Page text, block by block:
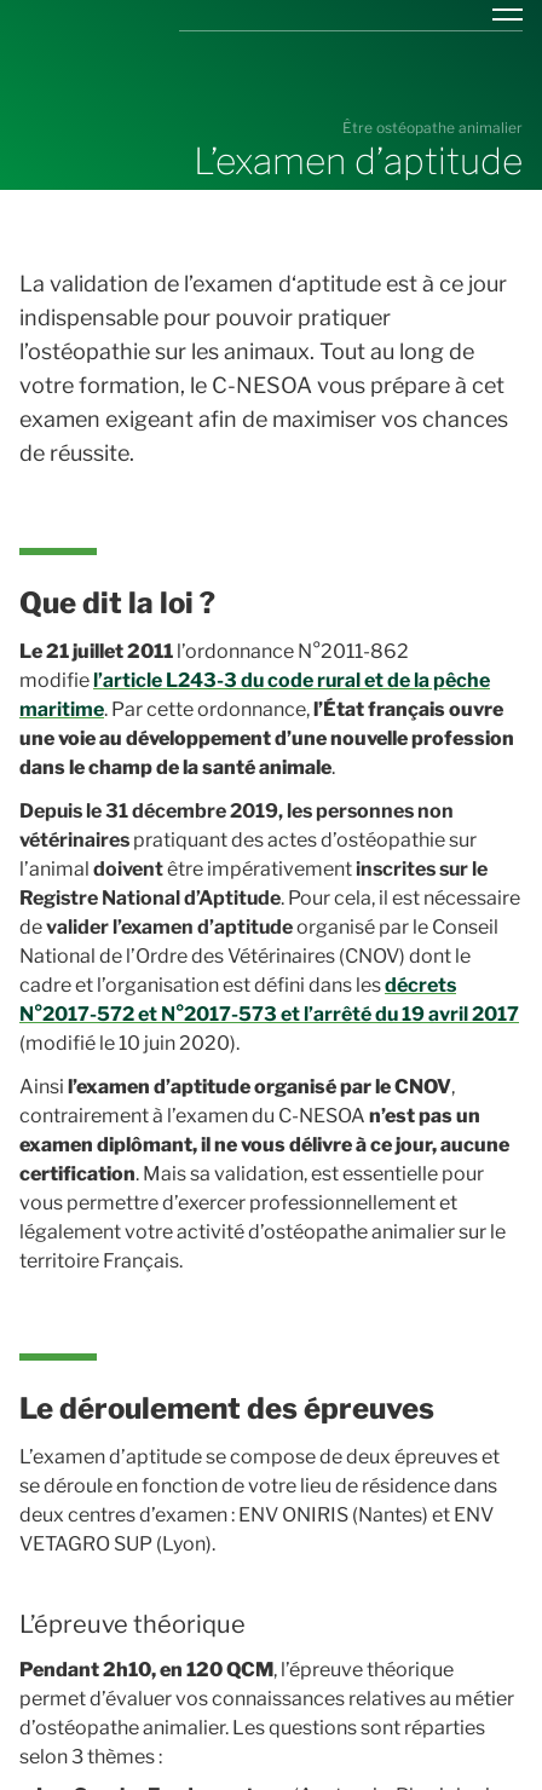
C-NESOA
Être ostéopathe animalier
L’examen d’aptitude
La validation de l’examen d‘aptitude est à ce jour
indispensable pour pouvoir pratiquer
l’ostéopathie sur les animaux. Tout au long de
votre formation, le C-NESOA vous prépare à cet
examen exigeant afin de maximiser vos chances
de réussite.
Que dit la loi ?
Le 21 juillet 2011 l’ordonnance N°2011-862
modifiel’article L243-3 du code rural et de la pêche
maritime. Par cette ordonnance,l’État français ouvre
une voie au développement d’une nouvelle profession
dans le champ de la santé animale.
Depuis le 31 décembre 2019, les personnes non
vétérinaires pratiquant des actes d’ostéopathie sur
l’animal doiventêtre impérativementinscrites sur le
Registre National d’Aptitude. Pour cela, il est nécessaire
devalider l’examen d’aptitudeorganisé par le Conseil
National de l’Ordre des Vétérinaires (CNOV) dont le
cadre et l’organisation est défini dans lesdécrets
N°2017-572 et N°2017-573 et l’arrêté du 19 avril 2017
(modifié le 10 juin 2020).
Ainsi l’examen d’aptitude organisé par le CNOV,
contrairement à l’examen du C-NESOA n’est pas un
examen diplômant, il ne vous délivre à ce jour, aucune
certification. Mais sa validation, est essentielle pour
vous permettre d’exercer professionnellement et
légalement votre activité d’ostéopathe animalier sur le
territoire Français.
Le déroulement des épreuves
L’examen d’aptitude se compose de deux épreuves et
se déroule en fonction de votre lieu de résidence dans
deux centres d’examen : ENV ONIRIS (Nantes) et ENV
VETAGRO SUP (Lyon).
L’épreuve théorique
Pendant 2h10, en 120 QCM, l’épreuve théorique
permet d’évaluer vos connaissances relatives au métier
d’ostéopathe animalier. Les questions sont réparties
selon 3 thèmes :